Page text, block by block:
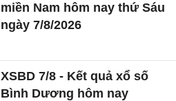
miền Nam hôm nay thứ Sáu
ngày 7/8/2026
XSBD 7/8 - Kết quả xổ số
Bình Dương hôm nay